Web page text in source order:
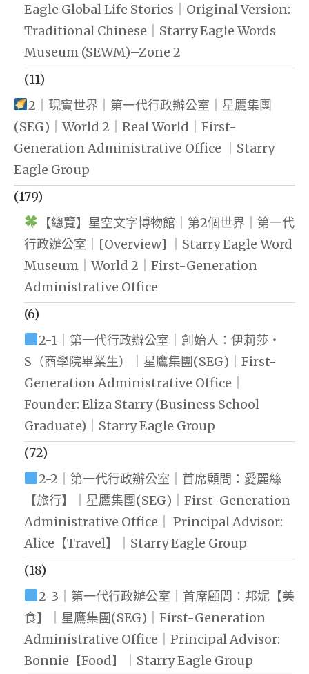
Eagle Global Life Stories｜Original Version:
Traditional Chinese｜Starry Eagle Words
Museum (SEWM)–Zone 2
(11)
2｜現實世界｜第一代行政辦公室｜星鷹集團
(SEG)｜World 2｜Real World｜First-
Generation Administrative Office ｜Starry
Eagle Group
(179)
【總覽】星空文字博物館｜第2個世界｜第一代
行政辦公室｜[Overview] ｜Starry Eagle Word
Museum｜World 2｜First-Generation
Administrative Office
(6)
2-1｜第一代行政辦公室｜創始人：伊莉莎・
S（商學院畢業生）｜星鷹集團(SEG)｜First-
Generation Administrative Office｜
Founder: Eliza Starry (Business School
Graduate)｜Starry Eagle Group
(72)
2-2｜第一代行政辦公室｜首席顧問：愛麗絲
【旅行】｜星鷹集團(SEG)｜First-Generation
Administrative Office｜ Principal Advisor:
Alice【Travel】｜Starry Eagle Group
(18)
2-3｜第一代行政辦公室｜首席顧問：邦妮【美
食】｜星鷹集團(SEG)｜First-Generation
Administrative Office｜Principal Advisor:
Bonnie【Food】｜Starry Eagle Group